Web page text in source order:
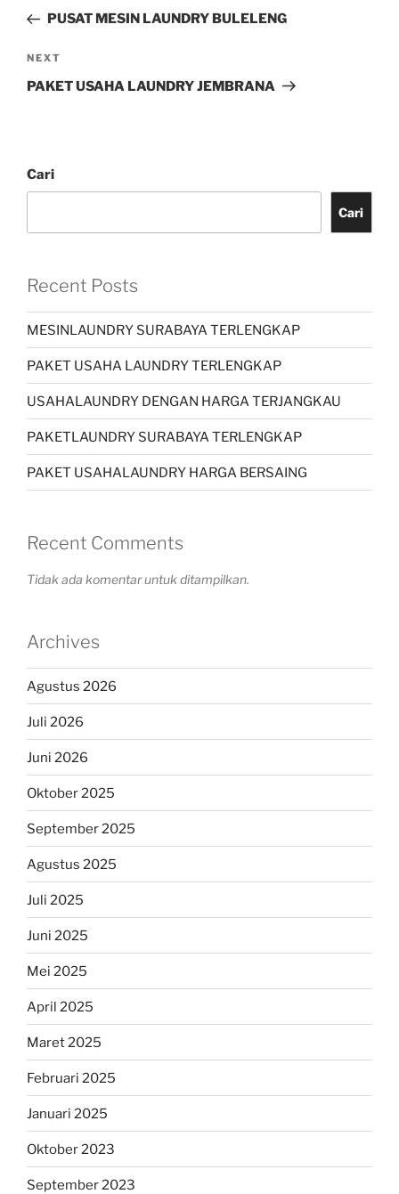
PUSAT MESIN LAUNDRY BULELENG
NEXT
PAKET USAHA LAUNDRY JEMBRANA
Cari
Cari
Recent Posts
MESINLAUNDRY SURABAYA TERLENGKAP
PAKET USAHA LAUNDRY TERLENGKAP
USAHALAUNDRY DENGAN HARGA TERJANGKAU
PAKETLAUNDRY SURABAYA TERLENGKAP
PAKET USAHALAUNDRY HARGA BERSAING
Recent Comments
Tidak ada komentar untuk ditampilkan.
Archives
Agustus 2026
Juli 2026
Juni 2026
Oktober 2025
September 2025
Agustus 2025
Juli 2025
Juni 2025
Mei 2025
April 2025
Maret 2025
Februari 2025
Januari 2025
Oktober 2023
September 2023